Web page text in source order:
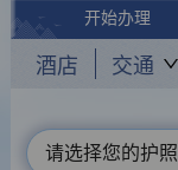
开始办理
酒店 交通
请选择您的护